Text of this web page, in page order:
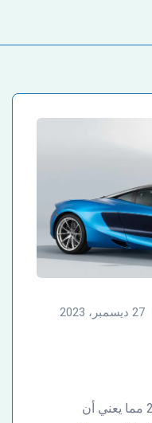
27 ديسمبر، 2023
نقترب الآن من منتصف عام 2023 مما يعني أن